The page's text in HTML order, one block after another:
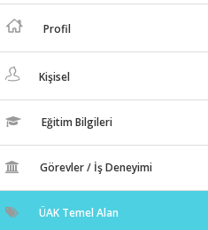
Profil
Kişisel
Eğitim Bilgileri
Görevler / İş Deneyimi
ÜAK Temel Alan